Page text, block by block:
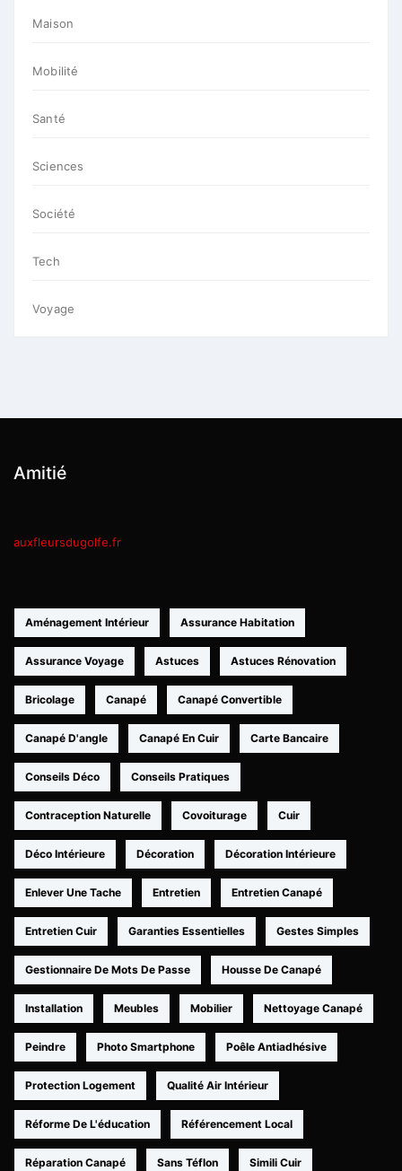
Maison
Mobilité
Santé
Sciences
Société
Tech
Voyage
Amitié
auxfleursdugolfe.fr
Aménagement Intérieur Assurance Habitation
Assurance Voyage Astuces Astuces Rénovation
Bricolage Canapé Canapé Convertible
Canapé D'angle Canapé En Cuir Carte Bancaire
Conseils Déco Conseils Pratiques
Contraception Naturelle Covoiturage Cuir
Déco Intérieure Décoration Décoration Intérieure
Enlever Une Tache Entretien Entretien Canapé
Entretien Cuir Garanties Essentielles Gestes Simples
Gestionnaire De Mots De Passe Housse De Canapé
Installation Meubles Mobilier Nettoyage Canapé
Peindre Photo Smartphone Poêle Antiadhésive
Protection Logement Qualité Air Intérieur
Réforme De L'éducation Référencement Local
Réparation Canapé Sans Téflon Simili Cuir